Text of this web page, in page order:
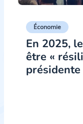
Économie
En 2025,
être «
présidente